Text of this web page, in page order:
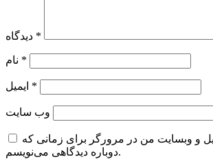
*
*
*
وب‌ سایت
و وبسایت من در مرورگر برای زمانی که
دوباره دیدگاهی می‌نویسم.